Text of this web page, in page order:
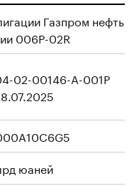
Газпром нефть
006Р-02R
02-00146-A-001P
юаней